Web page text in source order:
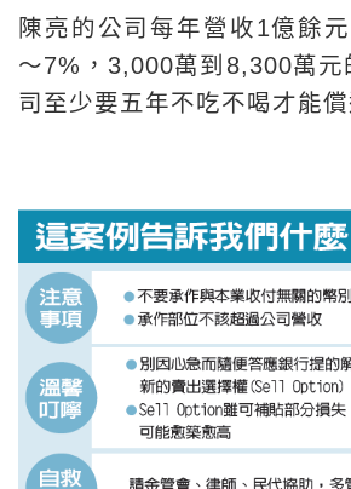
陳亮的公司每年營收1億餘
～7%，3,000萬到8,300萬元
司至少要五年不吃不喝才能償